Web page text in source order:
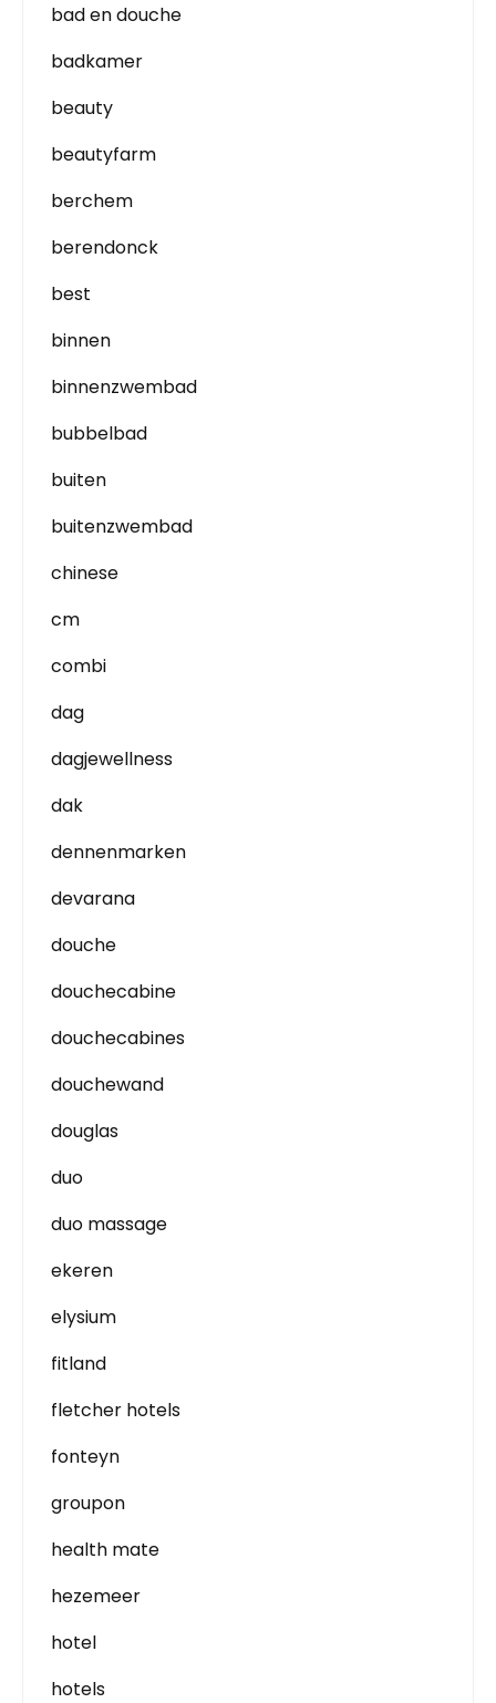
bad en douche
badkamer
beauty
beautyfarm
berchem
berendonck
best
binnen
binnenzwembad
bubbelbad
buiten
buitenzwembad
chinese
cm
combi
dag
dagjewellness
dak
dennenmarken
devarana
douche
douchecabine
douchecabines
douchewand
douglas
duo
duo massage
ekeren
elysium
fitland
fletcher hotels
fonteyn
groupon
health mate
hezemeer
hotel
hotels